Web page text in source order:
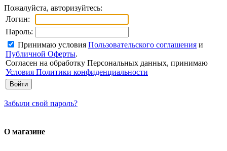
Пожалуйста, авторизуйтесь:
Логин:
Пароль:
Принимаю условия Пользовательского соглашения и
Публичной Оферты.
Согласен на обработку Персональных данных, принимаю
Условия Политики конфиденциальности
Забыли свой пароль?
О магазине